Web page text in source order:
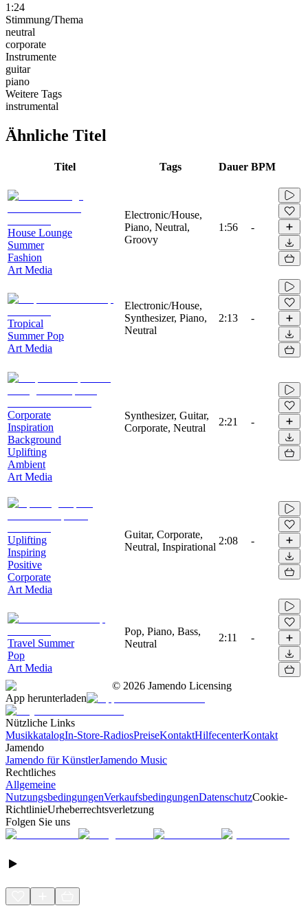
1:24
Stimmung/Thema
neutral
corporate
Instrumente
guitar
piano
Weitere Tags
instrumental
Ähnliche Titel
Titel Tags Dauer BPM
House Lounge
Summer
Fashion
Art Media
Electronic/House,
Piano, Neutral,
Groovy
1:56 -
Tropical
Summer Pop
Art Media
Electronic/House,
Synthesizer, Piano,
Neutral
2:13 -
Corporate
Inspiration
Background
Uplifting
Ambient
Art Media
Synthesizer, Guitar,
Corporate, Neutral
2:21 -
Uplifting
Inspiring
Positive
Corporate
Art Media
Guitar, Corporate,
Neutral, Inspirational
2:08 -
Travel Summer
Pop
Art Media
Pop, Piano, Bass,
Neutral
2:11 -
© 2026 Jamendo Licensing
App herunterladen
Nützliche Links
MusikkatalogIn-Store-RadiosPreiseKontaktHilfecenterKontakt
Jamendo
Jamendo für KünstlerJamendo Music
Rechtliches
Allgemeine
NutzungsbedingungenVerkaufsbedingungenDatenschutzCookie-
RichtlinieUrheberrechtsverletzung
Folgen Sie uns